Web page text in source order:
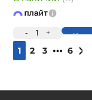
- 1 +
1 2 3 6